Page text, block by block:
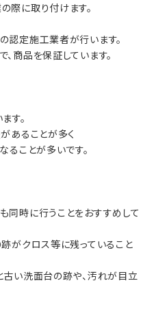
際に取り付けます。
認定施工業者が行います。
商品を保証しています。
す。
あることが多く
ることが多いです。
同時に行うことをおすすめして
がクロス等に残っていること
い洗面台の跡や、汚れが目立